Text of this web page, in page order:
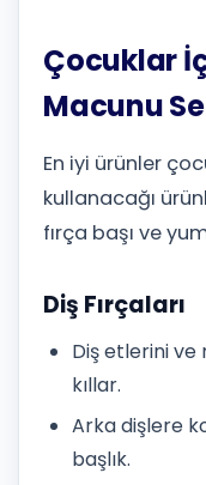
Çocuklar
Macunu
En iyi ürünler
kullanacağı
fırça başı ve
Diş Fırçaları
Diş etlerini ve
kıllar.
Arka dişlere
başlık.